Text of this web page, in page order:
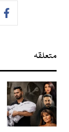
متعلقہ